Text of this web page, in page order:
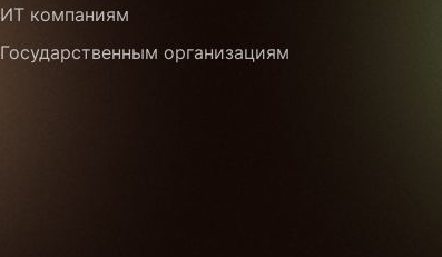
ИТ компаниям
Государственным организациям